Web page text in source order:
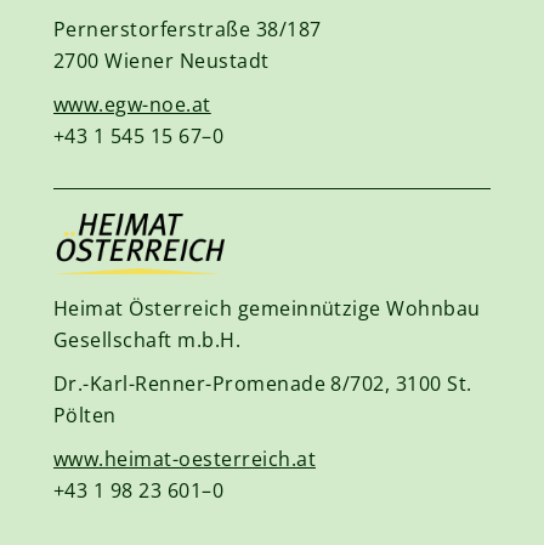
Pernerstorferstraße 38/187
2700 Wiener Neustadt
www.egw-noe.at
+43 1 545 15 67–0
Heimat Österreich gemeinnützige Wohnbau
Gesellschaft m.b.H.
Dr.-Karl-Renner-Promenade 8/702, 3100 St.
Pölten
www.heimat-oesterreich.at
+43 1 98 23 601–0